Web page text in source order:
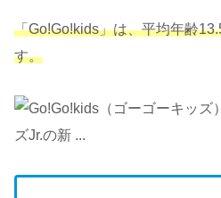
「Go!Go!kids」は、平均年齢
す。